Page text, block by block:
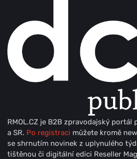
RMOL.CZ je B2B zpravodajský portál
a SR. Po registraci můžete kromě
se shrnutím novinek z uplynulého
tištěnou či digitální edici Reseller